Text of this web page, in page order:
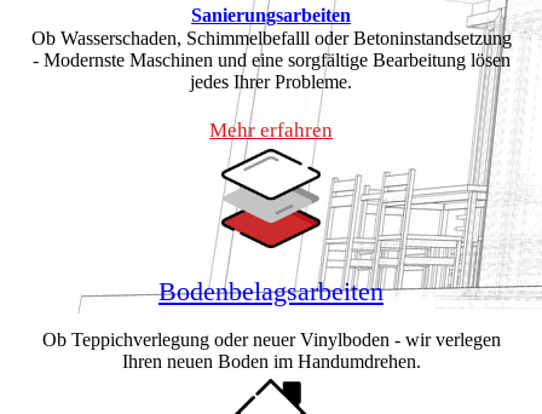
Sanierungsarbeiten
Ob Wasserschaden, Schimmelbefalll oder Betoninstandsetzung
- Modernste Maschinen und eine sorgfältige Bearbeitung lösen
jedes Ihrer Probleme.
Mehr erfahren
Bodenbelagsarbeiten
Ob Teppichverlegung oder neuer Vinylboden - wir verlegen
Ihren neuen Boden im Handumdrehen.